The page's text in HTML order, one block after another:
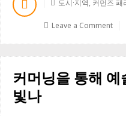
T
동
도
–
도
도시·지역, 커먼즈 패
Leave a Comment
커머닝을 통해
빛나